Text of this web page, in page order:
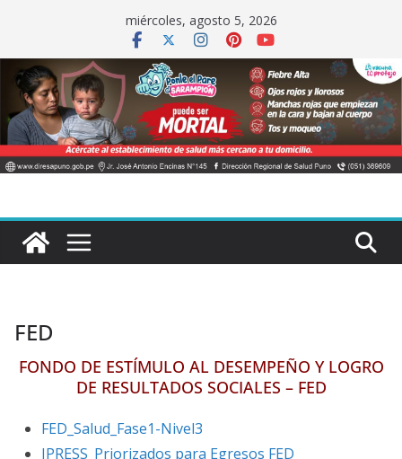
contenido
miércoles, agosto 5, 2026
FED
FONDO DE ESTÍMULO AL DESEMPEÑO Y LOGRO
DE RESULTADOS SOCIALES – FED
FED_Salud_Fase1-Nivel3
IPRESS_Priorizados para Egresos FED